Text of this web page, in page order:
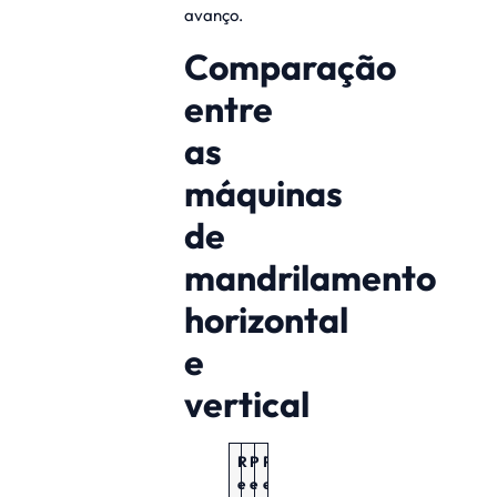
avanço.
Comparação
entre
as
máquinas
de
mandrilamento
horizontal
e
vertical
R
e
P
e
P
e